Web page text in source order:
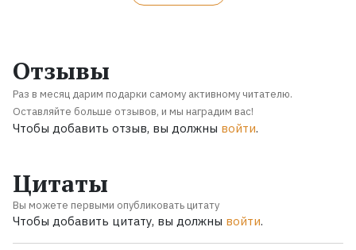
Отзывы
Раз в месяц дарим подарки самому активному читателю.
Оставляйте больше отзывов, и мы наградим вас!
Чтобы добавить отзыв, вы должны войти.
Цитаты
Вы можете первыми опубликовать цитату
Чтобы добавить цитату, вы должны войти.